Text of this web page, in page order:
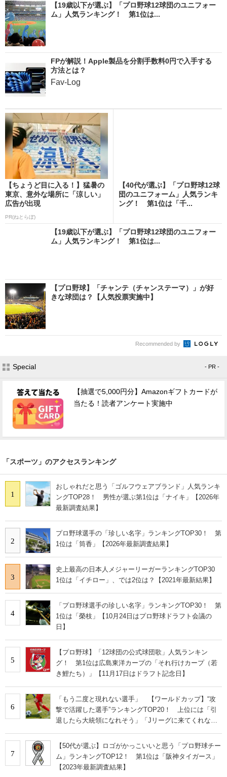
【19歳以下が選ぶ】「プロ野球12球団のユニフォー
ム」人気ランキング！ 第1位は...
FPが解説！Apple製品を分割手数料0円で入手する
方法とは？
Fav-Log
【ちょうど目に入る！】猛暑の
東京、意外な場所に「涼しい」
広告が出現
PR(ねとらぼ)
【40代が選ぶ】「プロ野球12球
団のユニフォーム」人気ランキ
ング！ 第1位は「千...
【19歳以下が選ぶ】「プロ野球12球団のユニフォー
ム」人気ランキング！ 第1位は...
【プロ野球】「チャンテ（チャンステーマ）」が好
きな球団は？【人気投票実施中】
Recommended by
Special - PR -
【抽選で5,000円分】Amazonギフトカードが
当たる！読者アンケート実施中
「スポーツ」のアクセスランキング
1
おしゃれだと思う「ゴルフウェアブランド」人気ランキ
ングTOP28！ 男性が選ぶ第1位は「ナイキ」【2026年
最新調査結果】
2
プロ野球選手の「珍しい名字」ランキングTOP30！ 第
1位は「筒香」【2026年最新調査結果】
3
史上最高の日本人メジャーリーガーランキングTOP30
1位は「イチロー」、では2位は？【2021年最新結果】
4
「プロ野球選手の珍しい名字」ランキングTOP30！ 第
1位は「榮枝」【10月24日はプロ野球ドラフト会議の
日】
5
【プロ野球】「12球団の公式球団歌」人気ランキン
グ！ 第1位は広島東洋カープの「それ行けカープ（若
き鯉たち）」【11月17日はドラフト記念日】
6
「もう二度と現れない選手」 【ワールドカップ】“攻
撃で活躍した選手”ランキングTOP20！ 上位には「引
退したら大統領になれそう」「Jリーグに来てくれない
7
【50代が選ぶ】ロゴがかっこいいと思う「プロ野球チー
ム」ランキングTOP12！ 第1位は「阪神タイガース」
【2023年最新調査結果】